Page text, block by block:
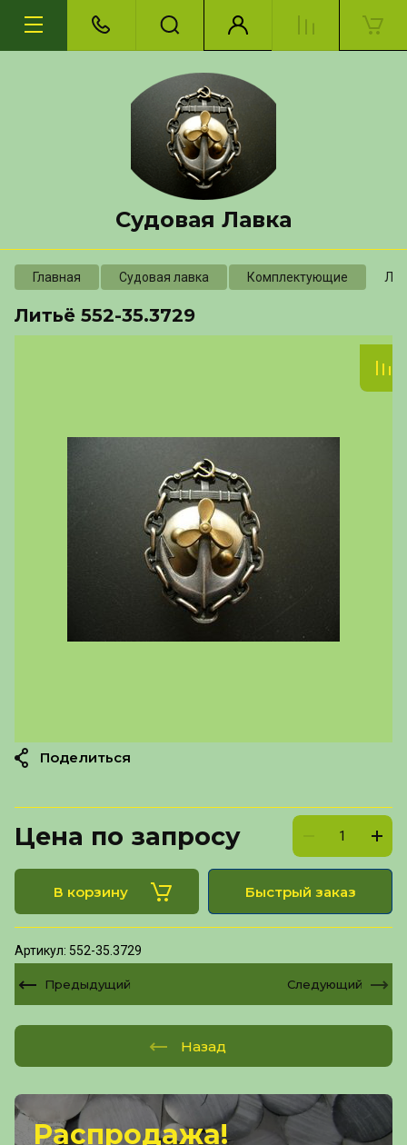
Судовая Лавка
Распродажа!
Главная Судовая лавка Комплектующие
Литьё 552-35.3729
Цена по запросу
В корзину Быстрый заказ
Артикул: 552-35.3729
Поделиться
Предыдущий Следующий
Назад